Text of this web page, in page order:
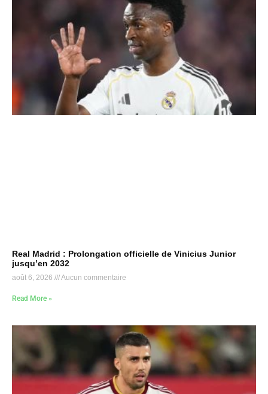
Real Madrid : Prolongation officielle de Vinicius Junior
jusqu’en 2032
août 6, 2026 Aucun commentaire
Read More »